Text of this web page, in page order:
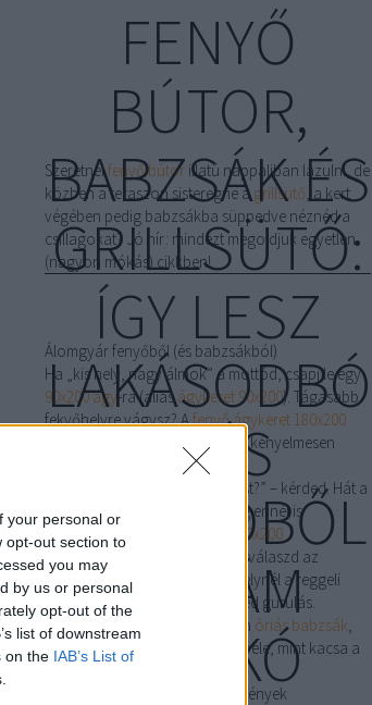
your personal or
opt-out section to
you may
by us or personal
opt-out of the
list of downstream
on the IAB’s List of
FENYŐ
BÚTOR,
BABZSÁK ÉS
GRILLSÜTŐ:
ÍGY LESZ
LAKÁSODBÓ
L (ÉS
KERTEDBŐL
) VIDÁM
KUCKÓ
Szeretnélfenyő bútor illatú nappaliban lazulni, de
közben a teraszon sisteregne agrillsütő, a kert
végében pedig babzsákba süppedve néznéd a
csillagokat? Jó hír: mindezt megoldjuk egyetlen
(nagyon mókás) cikkben!
Álomgyár fenyőből (és babzsákból)
Ha „kis hely, nagy álmok” a mottód, csapj le egy
90x200 ágy-ra (aliaságykeret 90x200). Tágasabb
fekvőhelyre vágysz? Afenyő ágykeret 180x200
akkora, hogy még az álmaid is kényelmesen
„Hova tegyem a plüssunikornist?” – kérded. Hát a
ágyneműtartó
mélyére! Ha még ennél is
menőbbet akarsz, csapj le a
120x200
verzióra, vagy válaszd az
alacsony ágykeret
dizájnt, amelynél a reggeli
„leesés az ágyról” csak könnyed gurulás.
Unod a merev matracokat? Itt a óriás babzsák,
aliasbabzsák ágy
– csobbanj bele, mint kacsa a
Káosz killer: komódok és szekrények